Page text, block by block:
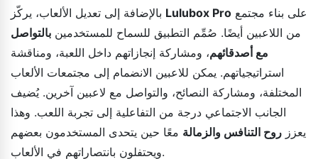
Lulubox Pro
من اللاعبين أيضًا. صُمِّم التطبيق للسماح للمستخدمين بالتواصل
مع أصدقائهم، ومشاركة إنجازاتهم داخل اللعبة، ومناقشة
استراتيجياتهم. يمكن للاعبين الانضمام إلى مجتمعات الألعاب
المختلفة، ومشاركة النصائح، والتواصل مع لاعبين آخرين. يُضيف
الجانب الاجتماعي درجة من التفاعلية إلى تجربة اللعب. وهذا
يعزز روح التنافس والزمالة معًا حين يتحدى المستخدمون بعضهم
ويحتفلون بانتصاراتهم في الألعاب.